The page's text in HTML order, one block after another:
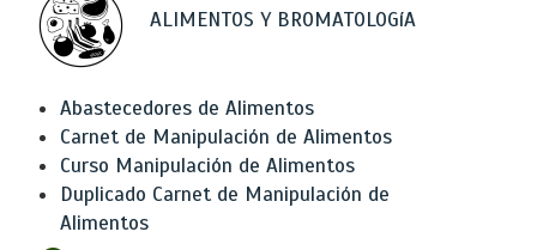
ALIMENTOS Y BROMATOLOGíA
Abastecedores de Alimentos
Carnet de Manipulación de Alimentos
Curso Manipulación de Alimentos
Duplicado Carnet de Manipulación de
Alimentos